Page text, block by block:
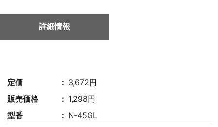
詳細情報
定価
3,672円
販売価格
1,298円
型番
N-45GL